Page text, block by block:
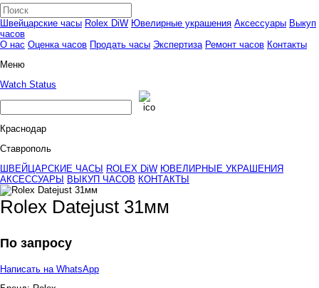
Швейцарские часы Rolex DiW Ювелирные украшения Аксессуары Выкуп
часов
О нас Оценка часов Продать часы Экспертиза Ремонт часов Контакты
Меню
Watch Status
Краснодар
Ставрополь
ШВЕЙЦАРСКИЕ ЧАСЫ
ROLEX DiW ЮВЕЛИРНЫЕ УКРАШЕНИЯ
АКСЕССУАРЫ
ВЫКУП ЧАСОВ КОНТАКТЫ
Rolex Datejust 31мм
По запросу
Написать на WhatsApp